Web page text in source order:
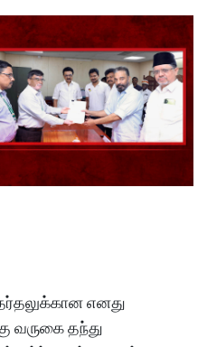
எனது
வருகை தந்து